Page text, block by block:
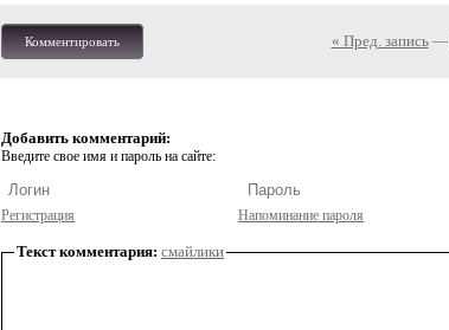
Комментировать « Пред. запись—
Добавить комментарий:
Введите свое имя и пароль на сайте:
Регистрация Напоминание пароля
Текст комментария: смайлики